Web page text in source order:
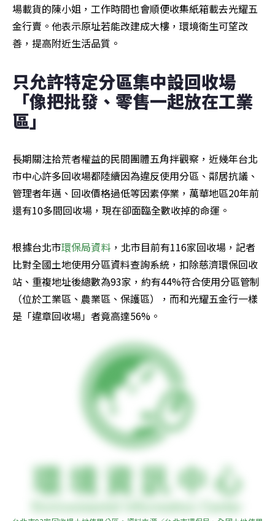
場載貨的陳小姐，工作時間也會順便收集紙箱載去光耀五
金行賣。他表示原址若能改建成大樓，環境衛生可望改
善，提高附近生活品質。
只允許特定分區集中設回收場
「像把批發、零售一起放在工業
區」
長期關注拾荒者權益的民間團體五角拌觀察，近幾年台北
市中心許多回收場都陸續因為違反使用分區、鄰居抗議、
管理者年邁、回收價格過低等因素停業，萬華地區20年前
還有10多間回收場，現在卻面臨全數收掉的命運。
根據台北市環保局資料 ，北市目前有116家回收場，記者
比對全國土地使用分區資料查詢系統，扣除慈濟環保回收
站、重複地址後總數為93家，約有44%符合使用分區管制
（位於工業區、農業區、保護區），而和光耀五金行一樣
是「違章回收場」者竟高達56%。